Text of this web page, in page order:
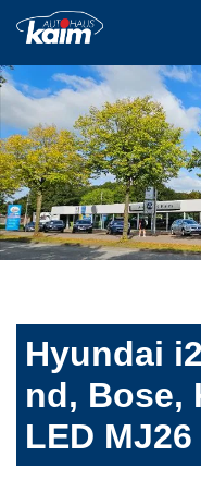
Hyundai
nd, Bose,
LED MJ26